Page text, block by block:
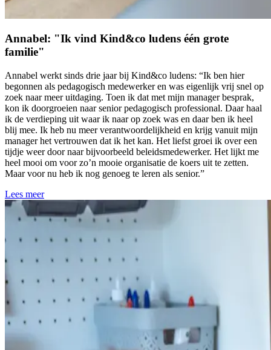
Annabel: "Ik vind Kind&co ludens één grote
familie"
Annabel werkt sinds drie jaar bij Kind&co ludens: “Ik ben hier
begonnen als pedagogisch medewerker en was eigenlijk vrij snel op
zoek naar meer uitdaging. Toen ik dat met mijn manager besprak,
kon ik doorgroeien naar senior pedagogisch professional. Daar haal
ik de verdieping uit waar ik naar op zoek was en daar ben ik heel
blij mee. Ik heb nu meer verantwoordelijkheid en krijg vanuit mijn
manager het vertrouwen dat ik het kan. Het liefst groei ik over een
tijdje weer door naar bijvoorbeeld beleidsmedewerker. Het lijkt me
heel mooi om voor zo’n mooie organisatie de koers uit te zetten.
Maar voor nu heb ik nog genoeg te leren als senior.”
Lees meer